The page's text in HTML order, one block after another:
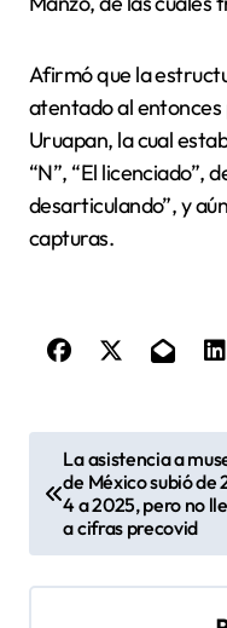
Afirmó que la
atentado al entonces
Uruapan, la cual
“N”, “El licenciado”,
desarticulando”, y
capturas.
a
La asistencia a
de México subió de
4 a 2025, pero no
a cifras precovid